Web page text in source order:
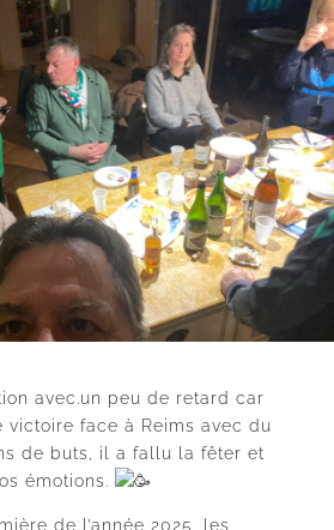
avec.un peu de retard car
face à Reims avec du
de buts, il a fallu la fêter et
émotions.
de l’année 2025, les